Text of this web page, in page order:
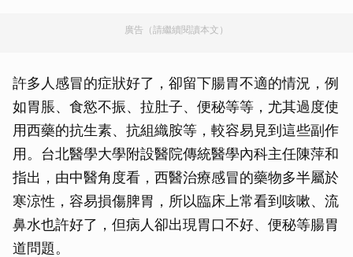
廣告（請繼續閱讀本文）
許多人感冒的症狀好了，卻留下腸胃不適的情況，例
如胃脹、食慾不振、拉肚子、便秘等等，尤其過度使
用西藥的抗生素、抗組織胺等，較容易見到這些副作
用。台北醫學大學附設醫院傳統醫學內科主任陳萍和
指出，由中醫角度看，西醫治療感冒的藥物多半屬於
寒涼性，容易損傷脾胃，所以臨床上常看到咳嗽、流
鼻水也許好了，但病人卻出現胃口不好、便秘等腸胃
道問題。